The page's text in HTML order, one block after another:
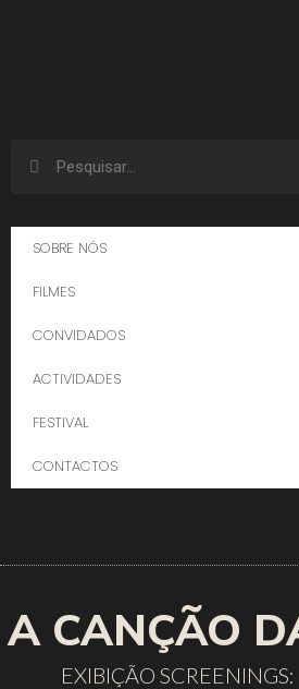
SOBRE NÓS
FILMES
CONVIDADOS
ACTIVIDADES
FESTIVAL
CONTACTOS
A CANÇÃO
EXIBIÇÃO SCREENINGS: